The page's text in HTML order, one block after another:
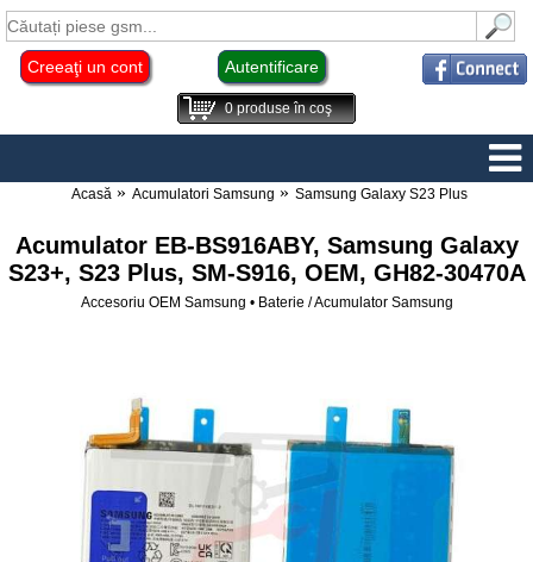
Creeaţi un cont Autentificare
0produse în coş
Acasă Acumulatori Samsung Samsung Galaxy S23 Plus
Acumulator EB-BS916ABY, Samsung Galaxy
S23+, S23 Plus, SM-S916, OEM, GH82-30470A
Accesoriu OEM Samsung • Baterie / Acumulator Samsung